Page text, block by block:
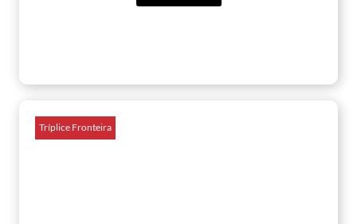
Tríplice Fronteira